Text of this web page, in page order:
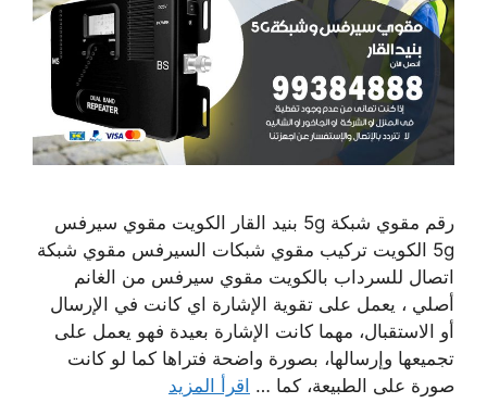
رقم مقوي شبكة 5g بنيد القار الكويت مقوي سيرفس
5g الكويت تركيب مقوي شبكات السيرفس مقوي شبكة
اتصال للسرداب بالكويت مقوي سيرفس من الغانم
أصلي ، يعمل على تقوية الإشارة اي كانت في الإرسال
أو الاستقبال، مهما كانت الإشارة بعيدة فهو يعمل على
تجميعها وإرسالها، بصورة واضحة فتراها كما لو كانت
صورة على الطبيعة، كما … اقرأ المزيد